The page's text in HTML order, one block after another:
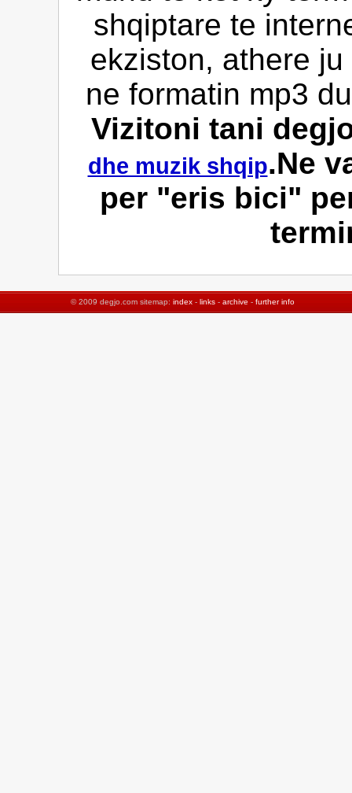
shqiptare te
ekziston, athere
ne formatin mp3
Vizitoni tani
dhe muzik shqip.Ne
per "eris bici"
© 2009 degjo.com sitemap: index - links - archive - further info